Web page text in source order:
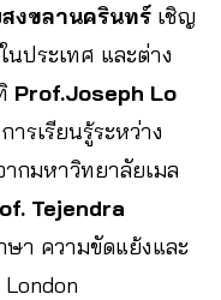
งขลานครินทร์ เชิญ
ประเทศ และต่าง
Prof.Joseph Lo
รเรียนรู้ระหว่าง
กมหาวิทยาลัยเมล
Tejendra
า ความขัดแย้งและ